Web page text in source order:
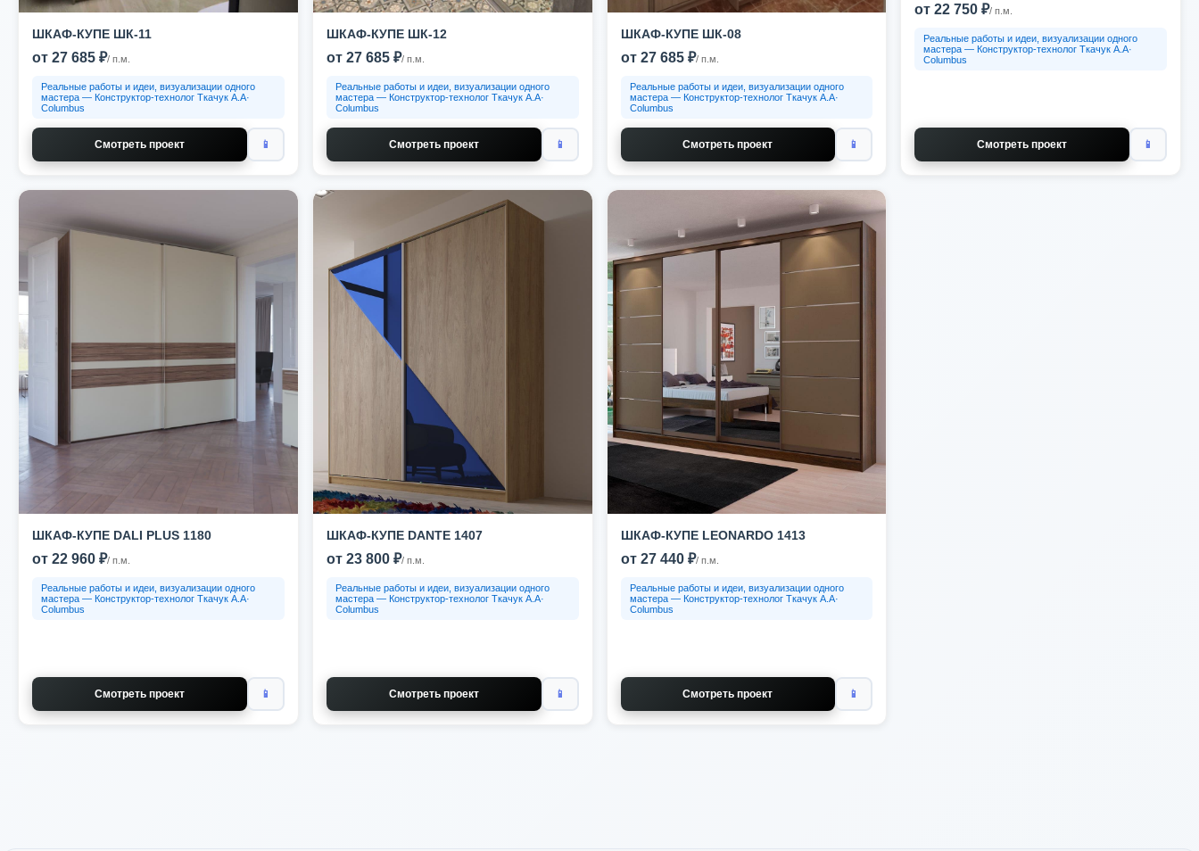
ШКАФ-КУПЕ ШК-11
от 27 685 ₽/ п.м.
Реальные работы и идеи, визуализации одного
мастера — Конструктор-технолог Ткачук А.А·
Columbus
Смотреть проект 📱
ШКАФ-КУПЕ ШК-12
от 27 685 ₽/ п.м.
Реальные работы и идеи, визуализации одного
мастера — Конструктор-технолог Ткачук А.А·
Columbus
Смотреть проект 📱
ШКАФ-КУПЕ ШК-08
от 27 685 ₽/ п.м.
Реальные работы и идеи, визуализации одного
мастера — Конструктор-технолог Ткачук А.А·
Columbus
Смотреть проект 📱
от 22 750 ₽/ п.м.
Реальные работы и идеи, визуализации одного
мастера — Конструктор-технолог Ткачук А.А·
Columbus
Смотреть проект 📱
ШКАФ-КУПЕ DALI PLUS 1180
от 22 960 ₽/ п.м.
Реальные работы и идеи, визуализации одного
мастера — Конструктор-технолог Ткачук А.А·
Columbus
Смотреть проект 📱
ШКАФ-КУПЕ DANTE 1407
от 23 800 ₽/ п.м.
Реальные работы и идеи, визуализации одного
мастера — Конструктор-технолог Ткачук А.А·
Columbus
Смотреть проект 📱
ШКАФ-КУПЕ LEONARDO 1413
от 27 440 ₽/ п.м.
Реальные работы и идеи, визуализации одного
мастера — Конструктор-технолог Ткачук А.А·
Columbus
Смотреть проект 📱